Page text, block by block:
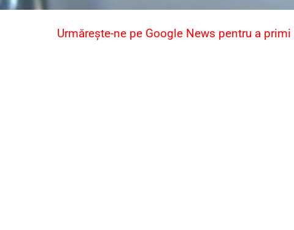
Urmărește-ne pe Google News pentru a